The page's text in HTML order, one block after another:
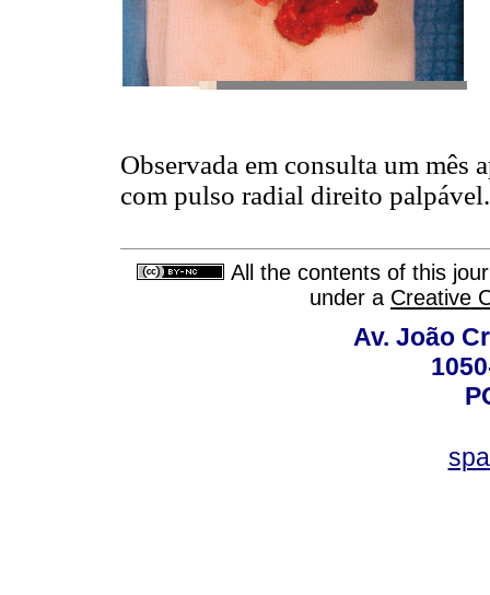
Observada em consulta um mês
com pulso radial direito palpável.
All the contents of this
under a Creative
Av. João